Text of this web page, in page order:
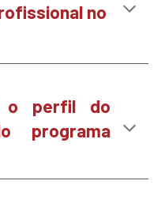
no
o perfil do
programa